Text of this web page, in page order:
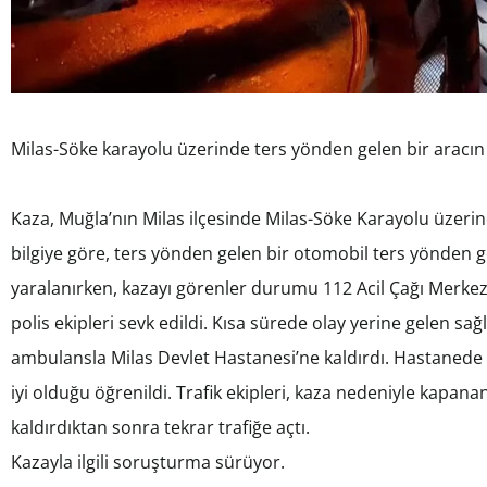
Milas-Söke karayolu üzerinde ters yönden gelen bir
Kaza, Muğla’nın Milas ilçesinde Milas-Söke Karayolu
bilgiye göre, ters yönden gelen bir otomobil ters yönden
yaralanırken, kazayı görenler durumu 112 Acil Çağı
polis ekipleri sevk edildi. Kısa sürede olay yerine gelen
ambulansla Milas Devlet Hastanesi’ne kaldırdı.
iyi olduğu öğrenildi. Trafik ekipleri, kaza nedeniyle
kaldırdıktan sonra tekrar trafiğe açtı.
Kazayla ilgili soruşturma sürüyor.